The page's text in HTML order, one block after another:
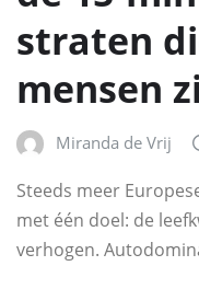
straten
mensen
Miranda de Vrij
Steeds meer
met één doel: de
verhogen.